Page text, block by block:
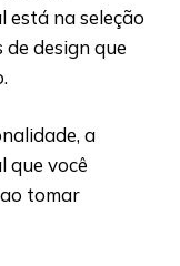
na seleção
design que
a
que você
tomar